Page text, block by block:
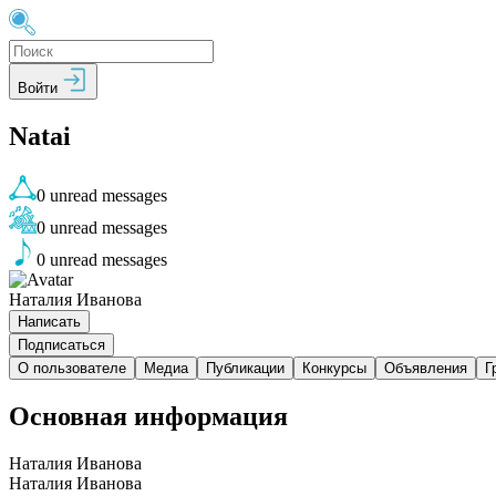
Войти
Natai
0 unread messages
0 unread messages
0 unread messages
Наталия Иванова
Написать
Подписаться
О пользователе
Медиа Публикации Конкурсы Объявления
Основная информация
Наталия Иванова
Наталия Иванова